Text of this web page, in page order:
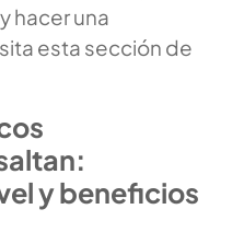
hacer una
esta sección de
y beneficios